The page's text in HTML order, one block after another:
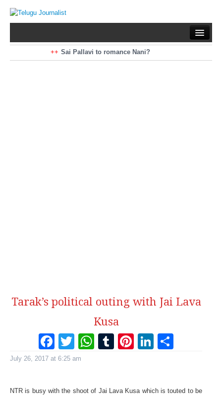
Sai Pallavi to romance Nani?
Kiara Advani to romance Pawan Kalyan
Tarak’s political outing with Jai Lava
Kusa
Facebook
Twitter
WhatsApp
Tumblr
Pinterest
July 26, 2017 at 6:25 am
NTR is busy with the shoot of Jai Lava Kusa which is touted to be